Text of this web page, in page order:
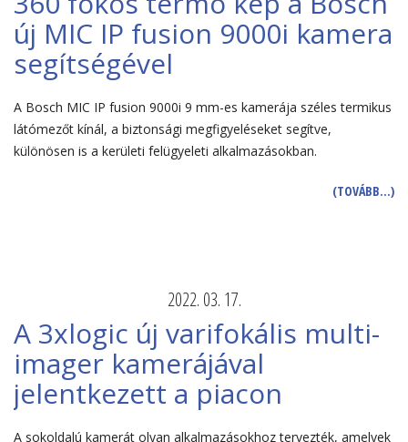
új MIC IP fusion 9000i kamera
segítségével
A Bosch MIC IP fusion 9000i 9 mm-es kamerája széles termikus
látómezőt kínál, a biztonsági megfigyeléseket segítve,
különösen is a kerületi felügyeleti alkalmazásokban.
(TOVÁBB…)
2022. 03. 17.
A 3xlogic új varifokális multi-
imager kamerájával
jelentkezett a piacon
A sokoldalú kamerát olyan alkalmazásokhoz tervezték, amelyek